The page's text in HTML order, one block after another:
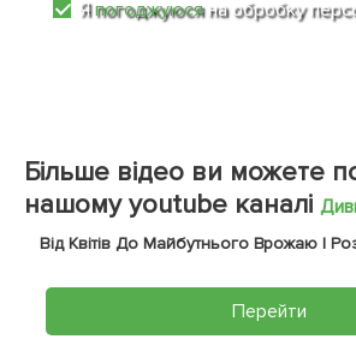
Япогоджуюсяна обробку
Більше відео ви можете
нашому youtube каналі
Від Квітів До Майбутнього Врожаю |
Перейти